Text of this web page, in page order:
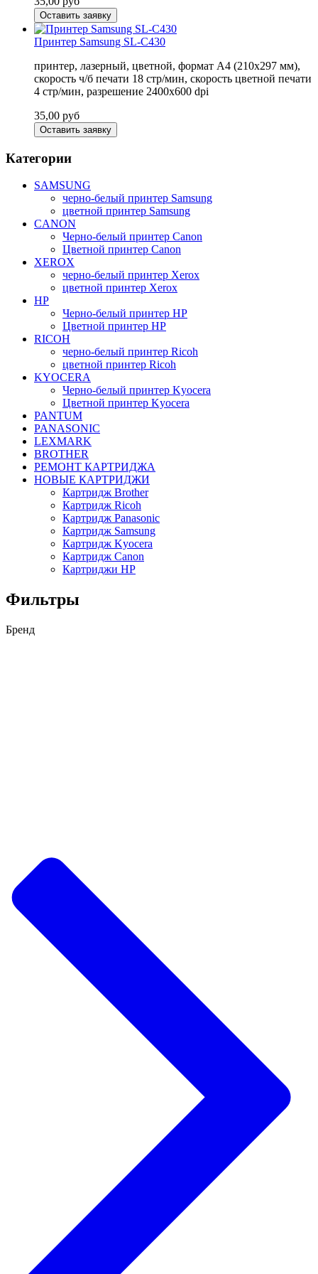
Оставить заявку
Принтер Samsung SL-C430
принтер, лазерный, цветной, формат A4 (210x297 мм),
скорость ч/б печати 18 стр/мин, скорость цветной печати
4 стр/мин, разрешение 2400x600 dpi
35,00 руб
Оставить заявку
Категории
SAMSUNG
черно-белый принтер Samsung
цветной принтер Samsung
CANON
Черно-белый принтер Canon
Цветной принтер Canon
XEROX
черно-белый принтер Xerox
цветной принтер Xerox
HP
Черно-белый принтер HP
Цветной принтер HP
RICOH
черно-белый принтер Ricoh
цветной принтер Ricoh
KYOCERA
Черно-белый принтер Kyocera
Цветной принтер Kyocera
PANTUM
PANASONIC
LEXMARK
BROTHER
РЕМОНТ КАРТРИДЖА
НОВЫЕ КАРТРИДЖИ
Картридж Brother
Картридж Ricoh
Картридж Panasonic
Картридж Samsung
Картридж Kyocera
Картридж Canon
Картриджи HP
Фильтры
Бренд